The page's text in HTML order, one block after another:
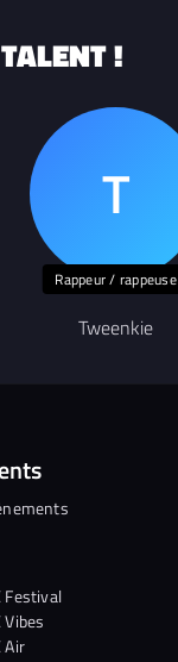
!
Rappeur / rappeuse
Tweenkie
Festival
Vibes
Air